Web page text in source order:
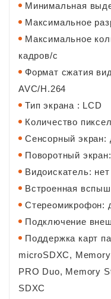
Минимальная
Максимальное
Максимальное
кадров/с
Формат сжатия
AVC/H.264
Тип экрана : LCD
Количество
Сенсорный экран:
Поворотный
Видоискатель: нет
Встроенная
Стереомикрофон:
Подключение
Поддержка карт
microSDXC,
PRO Duo, Memory
SDXC